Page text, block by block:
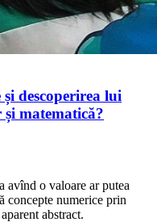
descoperirea lui
și matematică?
avînd o valoare ar putea
concepte numerice prin
abstract.